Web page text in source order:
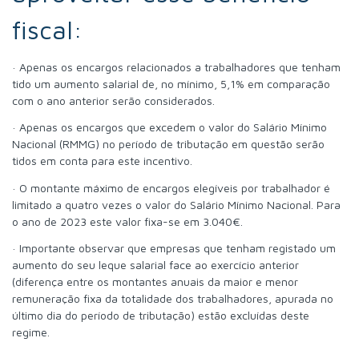
fiscal:
· Apenas os encargos relacionados a trabalhadores que tenham
tido um aumento salarial de, no mínimo, 5,1% em comparação
com o ano anterior serão considerados.
· Apenas os encargos que excedem o valor do Salário Mínimo
Nacional (RMMG) no período de tributação em questão serão
tidos em conta para este incentivo.
· O montante máximo de encargos elegíveis por trabalhador é
limitado a quatro vezes o valor do Salário Mínimo Nacional. Para
o ano de 2023 este valor fixa-se em 3.040€.
· Importante observar que empresas que tenham registado um
aumento do seu leque salarial face ao exercício anterior
(diferença entre os montantes anuais da maior e menor
remuneração fixa da totalidade dos trabalhadores, apurada no
último dia do período de tributação) estão excluídas deste
regime.